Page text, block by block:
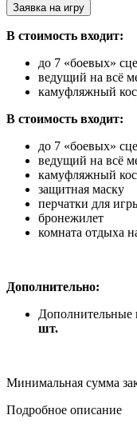
Заявка на игру
В стоимость входит:
до 7 «боевых»
ведущий на всё
камуфляжный
В стоимость входит:
до 7 «боевых»
ведущий на всё
камуфляжный
защитная маску
перчатки для
бронежилет
комната отдыха
Дополнительно:
Дополнительные
шт.
Минимальная сумма
Подробное описание